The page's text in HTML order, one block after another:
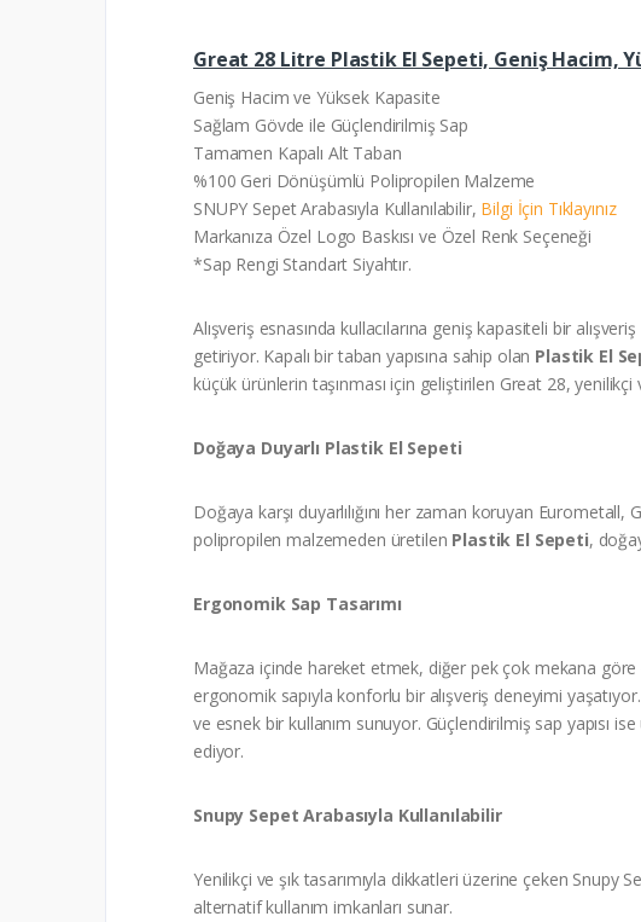
Great 28 Litre Plastik El Sepeti, Geniş Hacim,
Geniş Hacim ve Yüksek Kapasite
Sağlam Gövde ile Güçlendirilmiş Sap
Tamamen Kapalı Alt Taban
%100 Geri Dönüşümlü Polipropilen Malzeme
SNUPY Sepet Arabasıyla Kullanılabilir, Bilgi İçin Tıklayınız
Markanıza Özel Logo Baskısı ve Özel Renk Seçeneği
*Sap Rengi Standart Siyahtır.
Alışveriş esnasında kullacılarına geniş kapasiteli bir
getiriyor. Kapalı bir taban yapısına sahip olan Plastik El
küçük ürünlerin taşınması için geliştirilen Great 28,
Doğaya Duyarlı Plastik El Sepeti
Doğaya karşı duyarlılığını her zaman koruyan
polipropilen malzemeden üretilen Plastik El Sepeti,
Ergonomik Sap Tasarımı
Mağaza içinde hareket etmek, diğer pek çok mekana göre
ergonomik sapıyla konforlu bir alışveriş deneyimi
ve esnek bir kullanım sunuyor. Güçlendirilmiş sap yapısı
ediyor.
Snupy Sepet Arabasıyla Kullanılabilir
Yenilikçi ve şık tasarımıyla dikkatleri üzerine çeken Snupy
alternatif kullanım imkanları sunar.